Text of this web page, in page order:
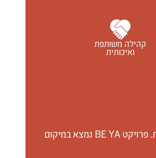
קהילה משותפת
ואיכותית
שכונת BE YA, מתחם בן 15 בניינים עם מגוון רב של דירות, שמה אתכם במרכז וניבנת בקונספט של קהילה אנושית מחברת, חזקה ומחבקת. פרויקט BE YA נמצא במיקום